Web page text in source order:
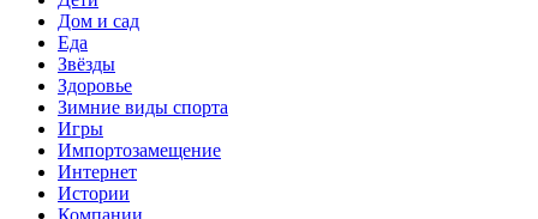
Дом и сад
Еда
Звёзды
Здоровье
Зимние виды спорта
Игры
Импортозамещение
Интернет
Истории